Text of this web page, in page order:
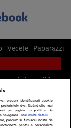
Vedete Paparazzi
trimite mail la
precum identificatorii cookie
preferințele dvs. făcând clic mai
pe pagina cu politica de
navigarea.
Mai multe detalii
precum si furnizorii nostri de
pentru a personaliza